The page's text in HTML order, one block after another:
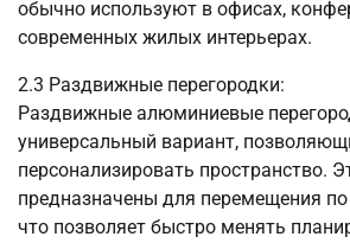
обычно используют в офисах,
современных жилых интерьерах.
2.3 Раздвижные перегородки:
Раздвижные алюминиевые
универсальный вариант,
персонализировать пространство.
предназначены для перемещения
что позволяет быстро менять